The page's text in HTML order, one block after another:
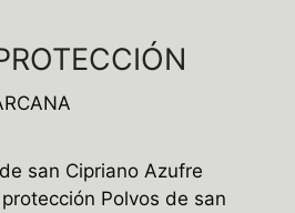
san Cipriano Azufre
Polvos de san